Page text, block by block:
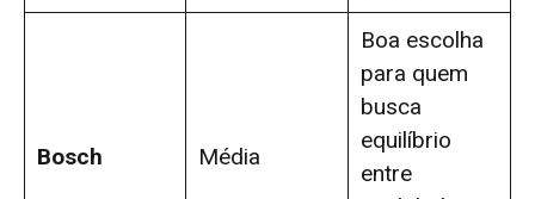
Bosch Média
Boa escolha
para quem
busca
equilíbrio
entre